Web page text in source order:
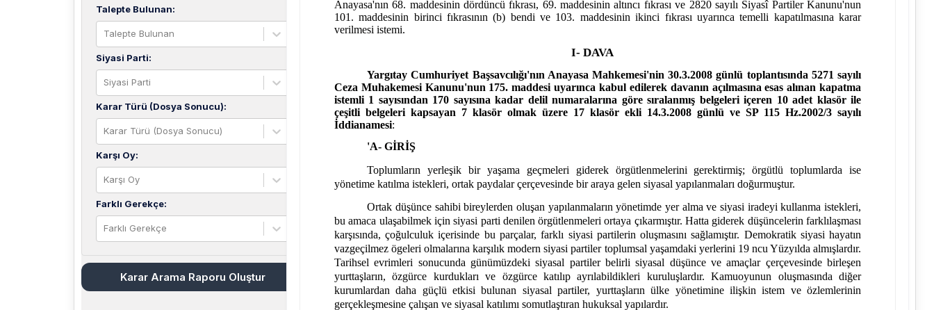
Talepte Bulunan:
Talepte Bulunan
Siyasi Parti:
Siyasi Parti
Karar Türü (Dosya Sonucu):
Karar Türü (Dosya Sonucu)
Karşı Oy:
Karşı Oy
Farklı Gerekçe:
Farklı Gerekçe
Karar Arama Raporu Oluştur